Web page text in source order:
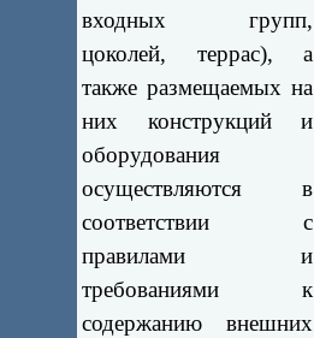
входных групп,
цоколей, террас), а
также размещаемых на
них конструкций и
оборудования
осуществляются в
соответствии с
правилами и
требованиями к
содержанию внешних